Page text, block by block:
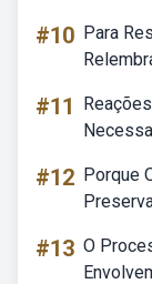
#10 Para
#11
#12 Porque
#13 O